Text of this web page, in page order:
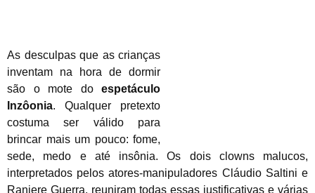
As desculpas que as crianças
inventam na hora de dormir
são o mote do espetáculo
Inzôonia. Qualquer pretexto
costuma ser válido para
brincar mais um pouco: fome,
sede, medo e até insônia. Os dois clowns malucos,
interpretados pelos atores-manipuladores Cláudio Saltini e
Raniere Guerra, reuniram todas essas justificativas e várias